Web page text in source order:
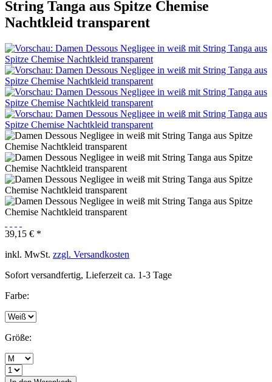
String Tanga aus Spitze Chemise
Nachtkleid transparent
39,15 € *
inkl. MwSt. zzgl. Versandkosten
Sofort versandfertig, Lieferzeit ca. 1-3 Tage
Farbe:
Größe: